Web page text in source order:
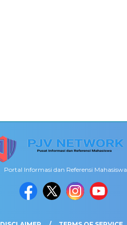
Portal Informasi dan Referensi Mahasiswa